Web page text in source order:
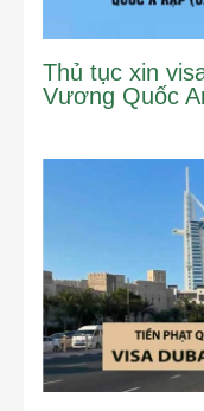
Thủ tục xin
Vương Quốc